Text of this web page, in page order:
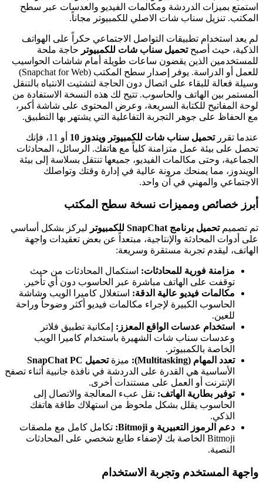
استمتع بميزات الدردشة ومكالمات الفيديو والعدسات عبر سطح
المكتب. تنزيل سناب شات الاصلي للكمبيوتر مجاناً.
لم يعد استخدام تطبيقات التواصل الاجتماعي حكراً على الهواتف
الذكية، حيث أصبحتحميل سناب شات للكمبيوتر حاجة ملحة
للمستخدمين الذين يقضون ساعات طويلة أمام شاشات الحواسيب
للعمل أو الدراسة. يوفر إصدار سطح المكتب (Snapchat for Web)
وسيلة فعالة للبقاء على اتصال دون الحاجة لتشتيت الانتباه بالتنقل
المستمر بين الهاتف والحاسوب. تتيح لك هذه النسخة الاستفادة من
لوحة المفاتيح للكتابة السريعة، وعرض المحتوى على شاشة أكبر،
مع الحفاظ على جوهر التجربة التفاعلية التي يشتهر بها التطبيق.
عندما تقررتحميل سناب شات للكمبيوتر ويندوز 10
أو 11، فإنك
تحصل على بيئة عمل متزامنة كلياً مع هاتفك. الرسائل، المحادثات
الجماعية، وحتى مكالمات الفيديو، جميعها تنتقل بسلاسة إلى بيئة
الويندوز، مما يمنحك مرونة عالية في إدارة وقتك وتواصلك
الاجتماعي والمهني في آن واحد.
أبرز خصائص ومميزات نسخة سطح المكتب
تم تصميمتحميل برنامج SnapChat للكمبيوتر
ليركز بشكل أساسي
على أدوات المحادثة والإنتاجية، مبتعداً عن بعض تعقيدات واجهة
الهاتف، ليقدم تجربة مستقرة وسريعة:
مزامنة فورية للمحادثات: استكمال المحادثات من حيث
توقفت على الهاتف مباشرة عبر الحاسوب دون أي تأخير.
مكالمات فيديو عالية الدقة: استغلال كاميرا الويب وشاشة
الحاسوب الكبيرة لإجراء مكالمات فيديو أكثر وضوحاً وراحة
للعين.
استخدام عدسات الواقع المعزز: إمكانية تطبيق فلاتر
وعدسات سناب شات الشهيرة باستخدام كاميرا الويب
الخاصة بالكمبيوتر.
تعدد المهام (Multitasking):
ميزةتحميل SnapChat PC
الأساسية هي القدرة على الدردشة في نافذة جانبية أثناء تصفح
الإنترنت أو العمل على مستندات أخرى.
توفير بطارية الهاتف: نقل عبء المعالجة والاتصال إلى
الحاسوب يقلل بشكل ملحوظ من استهلاك طاقة هاتفك
الذكي.
دعم الرموز التعبيرية و Bitmoji:
تكامل كامل مع ملصقات
Bitmoji الخاصة بك لإضفاء طابع شخصي على المحادثات
النصية.
واجهة المستخدم وتجربة الاستخدام